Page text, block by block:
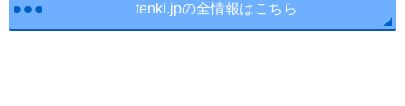
tenki.jpの全情報はこちら